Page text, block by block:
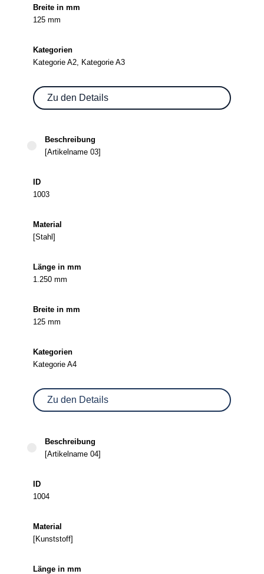
125 mm
Kategorie A2, Kategorie A3
Zu den Details
[Artikelname 03]
1003
[Stahl]
1.250 mm
125 mm
Kategorie A4
Zu den Details
[Artikelname 04]
1004
[Kunststoff]